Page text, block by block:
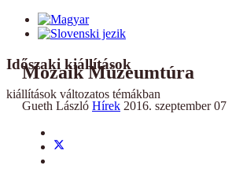
Időszaki kiállítások
kiállítások változatos témákban
Mozaik Múzeumtúra
Gueth László Hírek 2016. szeptember 07